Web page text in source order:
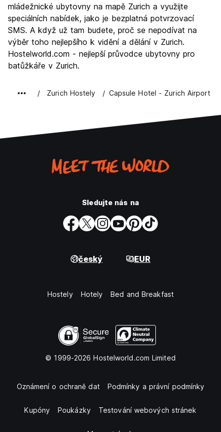
Hodnota za peníze
mládežnické ubytovny na mapě Zurich a využijte
speciálních nabídek, jako je bezplatná potvrzovací
SMS. A když už tam budete, proč se nepodívat na
výběr toho nejlepšího k vidění a dělání v Zurich.
Hostelworld.com - nejlepší průvodce ubytovny pro
batůžkáře v Zurich.
Zurich Hostely Capsule Hotel - Zurich Airport
Sledujte nás na
český EUR
Hostely Hotely Bed and Breakfast
© 1999-2026 Hostelworld.com Limited
Oznámení o ochraně dat Podmínky a právní podmínky
Kupóny Poukázky Testování webových stránek